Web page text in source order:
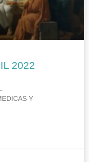
2022
Y